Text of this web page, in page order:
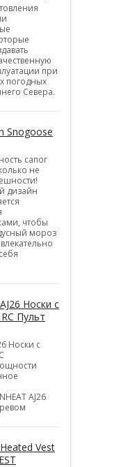
при
погодных
Севера.
Snogoose
сапог
не
дизайн
чтобы
мороз
Носки с
Пульт
Носки с
AJ26
Vest